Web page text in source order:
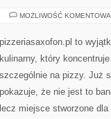
MOŻLIWOŚĆ
pizzeriasaxofon.pl to
kulinarny, który
szczególnie na pizzy. Już
pokazuje, że nie jest to
lecz miejsce stworzone